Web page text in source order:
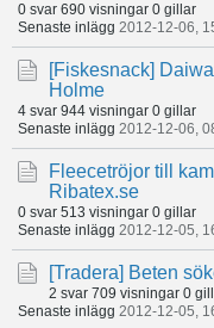
0 svar 690 visningar 0 gillar
Senaste inlägg 2012-12-06,
[Fiskesnack]
Holme
4 svar 944 visningar 0 gillar
Senaste inlägg 2012-12-06,
Fleecetröjor till
Ribatex.se
0 svar 513 visningar 0 gillar
Senaste inlägg 2012-12-05,
[Tradera] Beten
2 svar 709 visningar 0
Senaste inlägg 2012-12-05,